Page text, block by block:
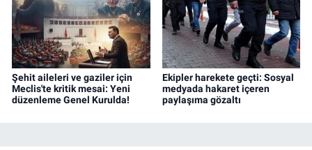
Şehit aileleri ve gaziler için
Meclis'te kritik mesai: Yeni
düzenleme Genel Kurulda!
Ekipler harekete geçti: Sosyal
medyada hakaret içeren
paylaşıma gözaltı